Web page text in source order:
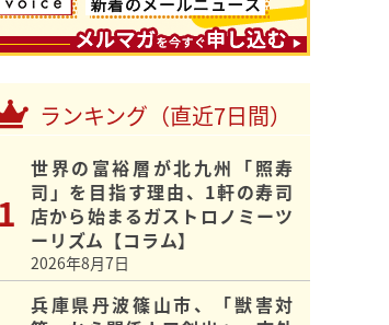
ランキング（直近7日間）
世界の富裕層が北九州「照寿
司」を目指す理由、1軒の寿司
店から始まるガストロノミーツ
ーリズム【コラム】
2026年8月7日
兵庫県丹波篠山市、「獣害対